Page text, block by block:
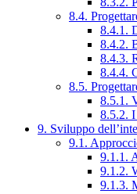
8.4.
8.4.1.
8.4.2.
8.4.3.
8.4.4.
8.5.
8.5.1.
8.5.2.
9. Sviluppo
9.1.
9.1.1.
9.1.2.
9.1.3.